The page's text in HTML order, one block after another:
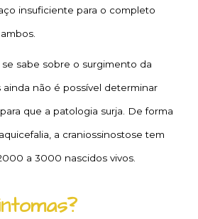
insuficiente para o completo
sabe sobre o surgimento da
não é possível determinar
que a patologia surja. De forma
a craniossinostose tem
a 3000 nascidos vivos.